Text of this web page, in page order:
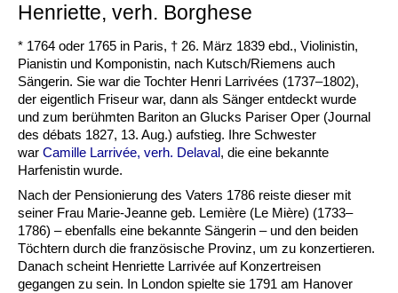
Henriette, verh. Borghese
* 1764 oder 1765 in Paris, † 26. März 1839 ebd., Violinistin,
Pianistin und Komponistin, nach Kutsch/Riemens auch
Sängerin. Sie war die Tochter Henri Larrivées (1737–1802),
der eigentlich Friseur war, dann als Sänger entdeckt wurde
und zum berühmten Bariton an Glucks Pariser Oper (Journal
des débats 1827, 13. Aug.) aufstieg. Ihre Schwester
war Camille Larrivée, verh. Delaval, die eine bekannte
Harfenistin wurde.
Nach der Pensionierung des Vaters 1786 reiste dieser mit
seiner Frau Marie-Jeanne geb. Lemière (Le Mière) (1733–
1786) – ebenfalls eine bekannte Sängerin – und den beiden
Töchtern durch die französische Provinz, um zu konzertieren.
Danach scheint Henriette Larrivée auf Konzertreisen
gegangen zu sein. In London spielte sie 1791 am Hanover